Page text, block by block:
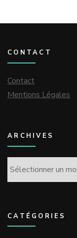
CONTACT
Contact
Mentions Légales
ARCHIVES
Archives
CATÉGORIES